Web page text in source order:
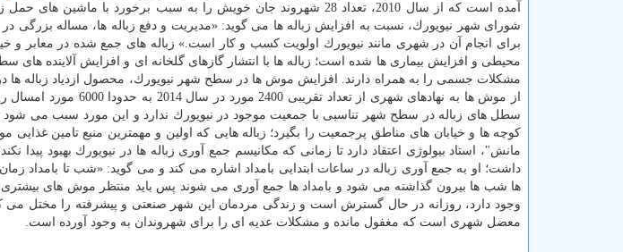
آمده است كه از سال 2010، تعداد 28 شهروند جان خویش را به سبب برخورد با
شورای شهر نیویورك، نسبت به افزایش زباله ها می گوید: «مدیریت و دفع زباله ها، مساله
برای انجام آن در شهری مانند نیویورك اولویت كسب و كار است.» زباله های جمع شده در معابر و
محیطی و افزایش بیماری ها شده است؛ زباله ها با انتشار گازهای گلخانه ای و افزایش آلاینده های
مشكلات جسمی را به همراه دارند. افزایش موش ها در سطح شهر نیویورك، محصول ازدیاد زباله ها
از موش ها به نهادهای شهری از
سطل های زباله در سطح شهر تناسبی با جمعیت موجود در نیویورك ندارد و این مورد سبب می شود
كوچه ها و خیابان های مناطق پرجمعیت را بگیرد؛ زباله هایی كه اولین و مهمترین منبع تامین
مانش"، استاد بیولوژی اعتقاد دارد تا زمانی كه مكانیسم جمع آوری زباله ها در نیویورك بهبود
داشت؛ او به جمع آوری زباله در ساعات ابتدایی بامداد اشاره می كند و می گوید: «شب تا بامداد
ها شب ها بیرون گذاشته می شود و بامداد ها جمع آوری می شوند پس باید منتظر موش های
وجود دارد، روزانه در حال گسترش است و زندگی مردمان این شهر صنعتی و پیشرفته را مختل می
معضل شهری است كه مغفول مانده و مشكلات عدیه ای را برای شهروندان به وجود آورده است.